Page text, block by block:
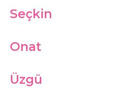
Seçkin
Onat
Üzgü